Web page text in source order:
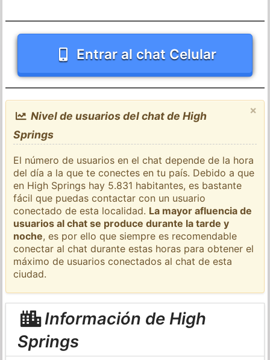
Entrar al chat Celular
×
Nivel de usuarios del chat de High
Springs
El número de usuarios en el chat depende de la hora
del día a la que te conectes en tu país. Debido a que
en High Springs hay 5.831 habitantes, es bastante
fácil que puedas contactar con un usuario
conectado de esta localidad. La mayor afluencia de
usuarios al chat se produce durante la tarde y
noche, es por ello que siempre es recomendable
conectar al chat durante estas horas para obtener el
máximo de usuarios conectados al chat de esta
ciudad.
Información de High
Springs